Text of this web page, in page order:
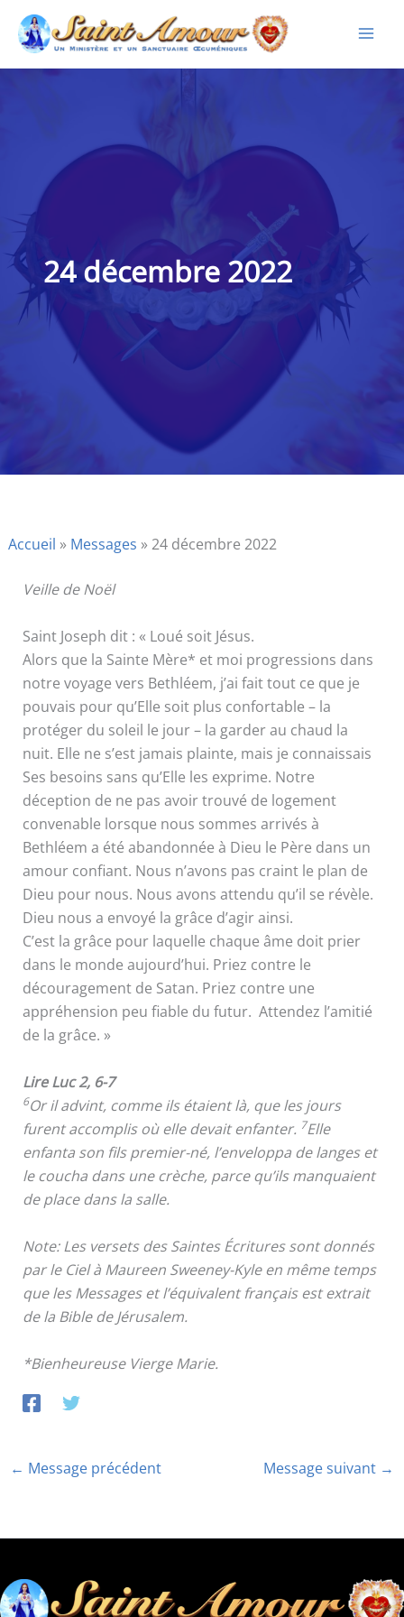
Aller
contenu
24 décembre 2022
Accueil » Messages »24 décembre 2022
Veille de Noël
Saint Joseph dit : « Loué soit Jésus.
Alors que la Sainte Mère* et moi progressions dans
notre voyage vers Bethléem, j’ai fait tout ce que je
pouvais pour qu’Elle soit plus confortable – la
protéger du soleil le jour – la garder au chaud la
nuit. Elle ne s’est jamais plainte, mais je connaissais
Ses besoins sans qu’Elle les exprime. Notre
déception de ne pas avoir trouvé de logement
convenable lorsque nous sommes arrivés à
Bethléem a été abandonnée à Dieu le Père dans un
amour confiant. Nous n’avons pas craint le plan de
Dieu pour nous. Nous avons attendu qu’il se révèle.
Dieu nous a envoyé la grâce d’agir ainsi.
C’est la grâce pour laquelle chaque âme doit prier
dans le monde aujourd’hui. Priez contre le
découragement de Satan. Priez contre une
appréhension peu fiable du futur. Attendez l’amitié
de la grâce. »
Lire Luc 2, 6-7
6Or il advint, comme ils étaient là, que les jours
furent accomplis où elle devait enfanter. 7Elle
enfanta son fils premier-né, l’enveloppa de langes et
le coucha dans une crèche, parce qu’ils manquaient
de place dans la salle.
Note: Les versets des Saintes Écritures sont donnés
par le Ciel à Maureen Sweeney-Kyle en même temps
que les Messages et l’équivalent français est extrait
de la Bible de Jérusalem.
*Bienheureuse Vierge Marie.
← Message précédent Message suivant →